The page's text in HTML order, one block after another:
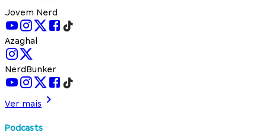
Jovem Nerd
Azaghal
NerdBunker
Ver mais
Podcasts